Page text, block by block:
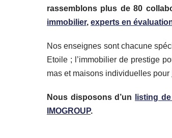
rassemblons plus de 80
immobilier, experts en
Nos enseignes sont chacune
Etoile ; l’immobilier de prestige
mas et maisons individuelles pour
Nous disposons d’un listing
IMOGROUP.